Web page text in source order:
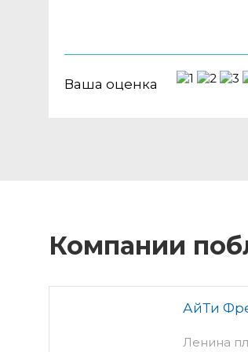
Ваша оценка
Компании
АйТи
Ленина